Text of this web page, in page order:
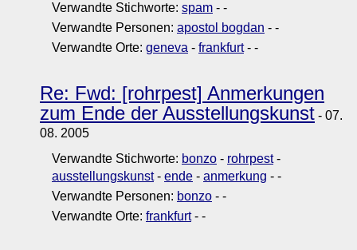
Verwandte Stichworte: spam - -
Verwandte Personen: apostol bogdan - -
Verwandte Orte: geneva - frankfurt- -
Re: Fwd: [rohrpest] Anmerkungen
zum Ende der Ausstellungskunst - 07.
08. 2005
Verwandte Stichworte: bonzo - rohrpest-
ausstellungskunst- ende - anmerkung - -
Verwandte Personen: bonzo - -
Verwandte Orte: frankfurt- -